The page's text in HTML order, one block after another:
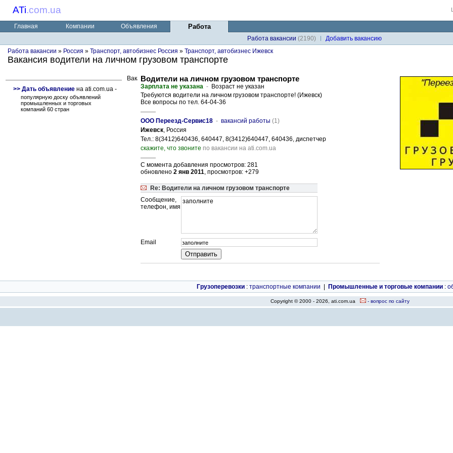
ATi.com.ua
Главная Компании Объявления Работа
Работа вакансии (2190)
Добавить вакансию
Работа вакансии » Россия » Транспорт, автобизнес Россия » Транспорт, автобизнес Ижевск
Вакансия водители на личном грузовом транспорте
>> Дать объявление на ati.com.ua -
популярную доску объявлений
промышленных и торговых
компаний 60 стран
Водители на личном грузовом транспорте
Зарплата не указана - Возраст не указан
Требуются водители на личном грузовом транспорте! (Ижевск)
Все вопросы по тел. 64-04-36
ООО Переезд-Сервис18 - вакансий работы (1)
Ижевск, Россия
Тел.: 8(3412)640436, 640447, 8(3412)640447, 640436, диспетчер
скажите, что звоните по вакансии на ati.com.ua
С момента добавления просмотров: 281
обновлено 2 янв 2011, просмотров: +279
Re: Водители на личном грузовом транспорте
Сообщение,
телефон, имя
Email
Грузоперевозки : транспортные компании Промышленные и торговые компании :
Copyright © 2000 - 2026, ati.com.ua - вопрос по сайту